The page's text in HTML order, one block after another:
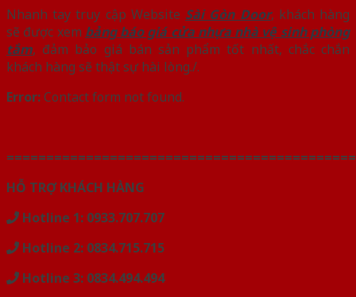
Nhanh tay truy cập Website Sài Gòn Door, khách hàng
sẽ được xem bảng báo giá cửa nhựa nhà vệ sinh phòng
tắm, đảm bảo giá bán sản phẩm tốt nhất, chắc chắn
khách hàng sẽ thật sự hài lòng./.
Error:Contact form not found.
HỖ TRỢ KHÁCH HÀNG
Hotline 1: 0933.707.707
Hotline 2: 0834.715.715
Hotline 3: 0834.494.494